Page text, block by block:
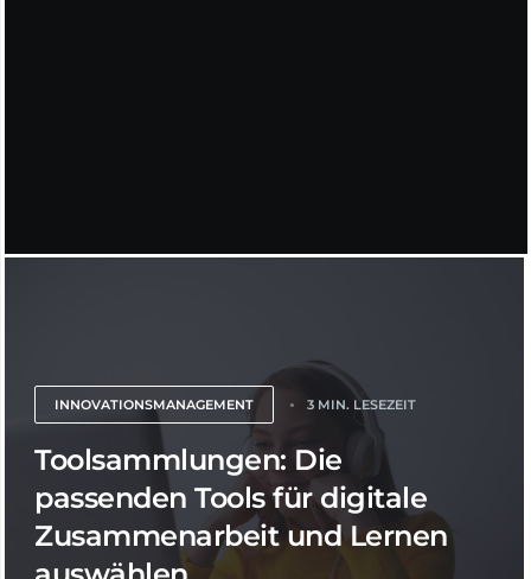
INNOVATIONSMANAGEMENT 3 MIN. LESEZEIT
Toolsammlungen: Die
passenden Tools für digitale
Zusammenarbeit und Lernen